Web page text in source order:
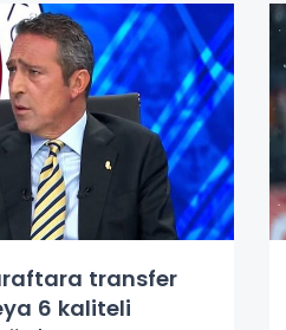
transfer
6 kaliteli